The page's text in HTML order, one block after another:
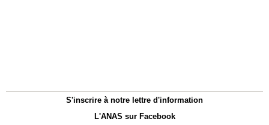
S'inscrire à notre lettre d'information
L'ANAS sur Facebook